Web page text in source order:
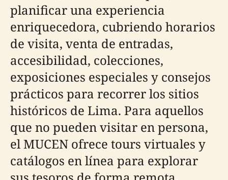
planificar una experiencia
enriquecedora, cubriendo horarios
de visita, venta de entradas,
accesibilidad, colecciones,
exposiciones especiales y consejos
prácticos para recorrer los sitios
históricos de Lima. Para aquellos
que no pueden visitar en persona,
el MUCEN ofrece tours virtuales y
catálogos en línea para explorar